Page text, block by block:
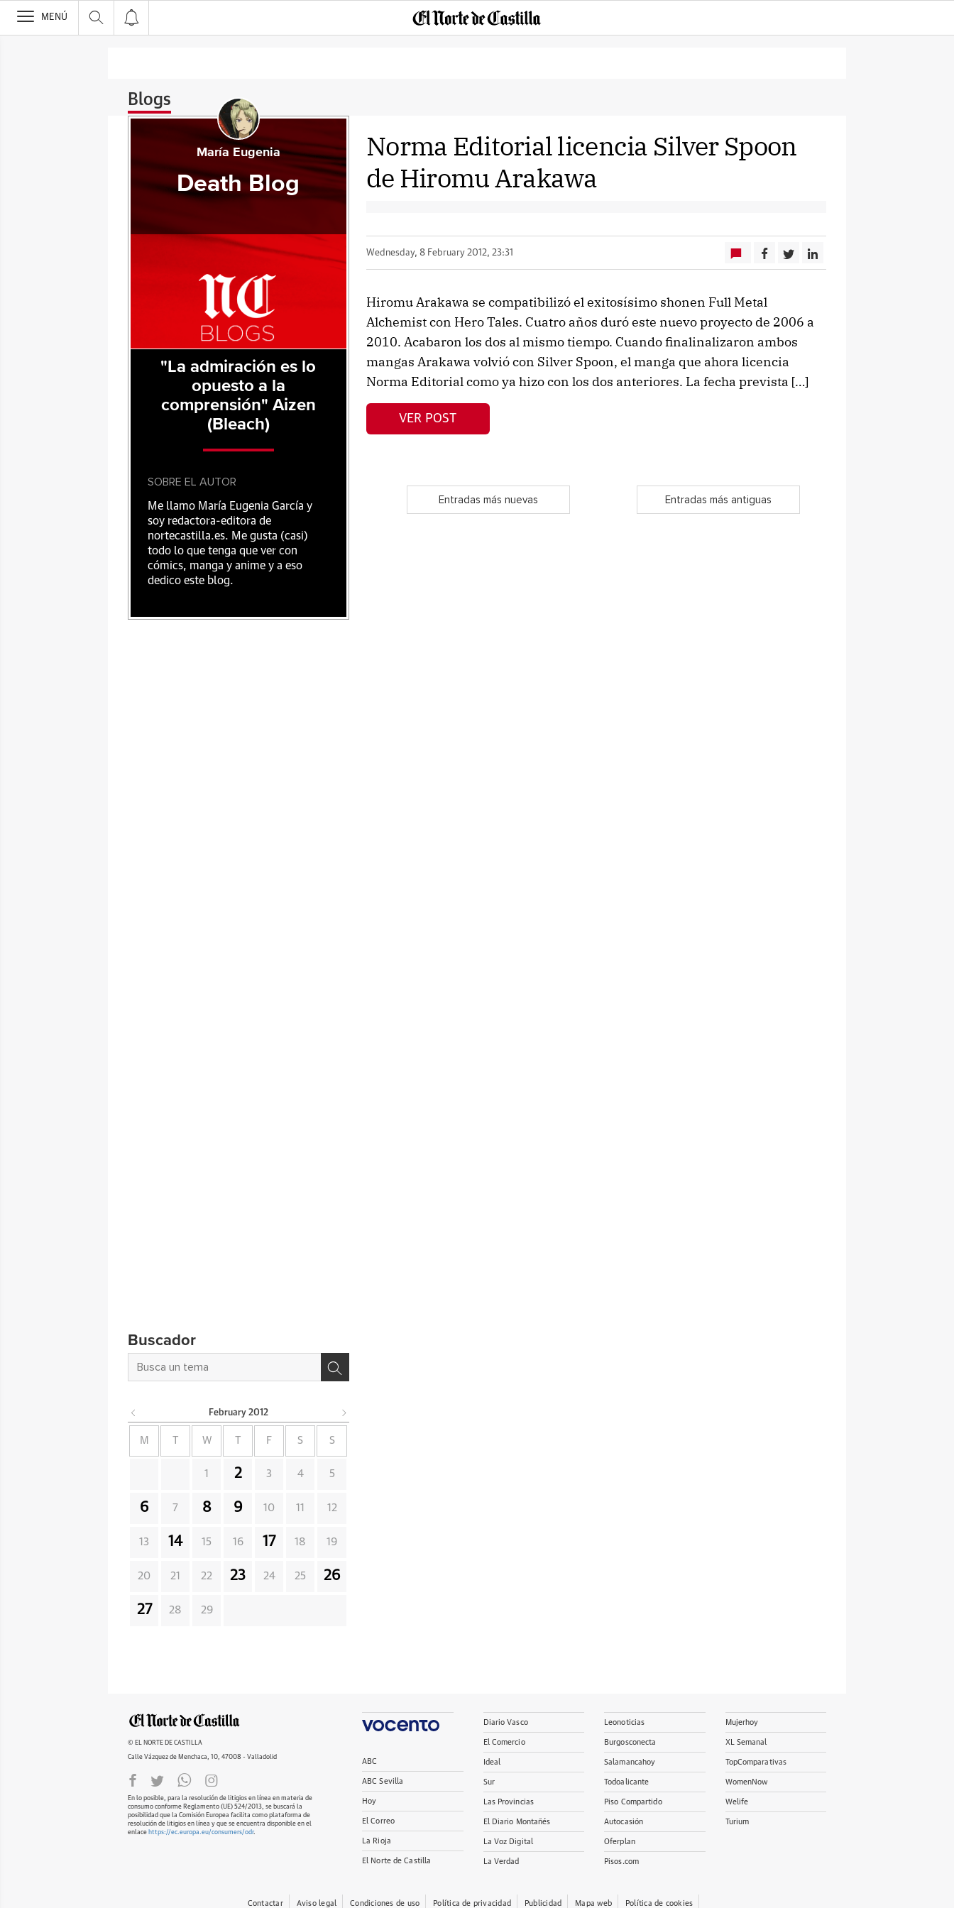
>
MENÚ
Blogs
Norma Editorial licencia Silver Spoon
de Hiromu Arakawa
Wednesday, 8 February 2012, 23:31
Hiromu Arakawa se compatibilizó el exitosísimo shonen Full Metal
Alchemist con Hero Tales. Cuatro años duró este nuevo proyecto de 2006 a
2010. Acabaron los dos al mismo tiempo. Cuando finalinalizaron ambos
mangas Arakawa volvió con Silver Spoon, el manga que ahora licencia
Norma Editorial como ya hizo con los dos anteriores. La fecha prevista […]
VER POST
Entradas más nuevas Entradas más antiguas
María Eugenia
Death Blog
"La admiración es lo
opuesto a la
comprensión" Aizen
(Bleach)
SOBRE EL AUTOR
Me llamo María Eugenia García y
soy redactora-editora de
nortecastilla.es. Me gusta (casi)
todo lo que tenga que ver con
cómics, manga y anime y a eso
dedico este blog.
Buscador
February 2012
M W F S S
1 2 3 4 5
6 7 8 9 10 11 12
13 14 15 16 17 18 19
20 21 22 23 24 25 26
27 28 29
© EL NORTE DE CASTILLA
Calle Vázquez de Menchaca, 10, 47008 - Valladolid
En lo posible, para la resolución de litigios en línea en materia de
consumo conforme Reglamento (UE) 524/2013, se buscará la
posibilidad que la Comisión Europea facilita como plataforma de
resolución de litigios en línea y que se encuentra disponible en el
enlace https://ec.europa.eu/consumers/odr.
ABC
ABC Sevilla
Hoy
El Correo
La Rioja
El Norte de Castilla
Diario Vasco
El Comercio
Ideal
Sur
Las Provincias
El Diario Montañés
La Voz Digital
La Verdad
Leonoticias
Burgosconecta
Salamancahoy
Todoalicante
Piso Compartido
Autocasión
Oferplan
Pisos.com
Mujerhoy
XL Semanal
TopComparativas
WomenNow
Welife
Turium
Contactar Aviso legal Condiciones de uso Política de privacidad Publicidad Mapa web Política de cookies